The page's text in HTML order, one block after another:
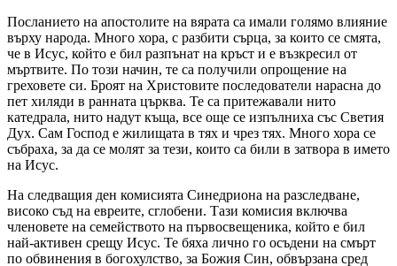
Посланието на апостолите на вярата са имали голямо влияние
върху народа. Много хора, с разбити сърца, за които се смята,
че в Исус, който е бил разпънат на кръст и е възкресил от
мъртвите. По този начин, те са получили опрощение на
греховете си. Броят на Христовите последователи нарасна до
пет хиляди в ранната църква. Те са притежавали нито
катедрала, нито надут къща, все още се изпълниха със Светия
Дух. Сам Господ е жилищата в тях и чрез тях. Много хора се
събраха, за да се молят за тези, които са били в затвора в името
на Исус.
На следващия ден комисията Синедриона на разследване,
високо съд на евреите, сглобени. Тази комисия включва
членовете на семейството на първосвещеника, който е бил
най-активен срещу Исус. Те бяха лично го осъдени на смърт
по обвинения в богохулство, за Божия Син, обвързана сред